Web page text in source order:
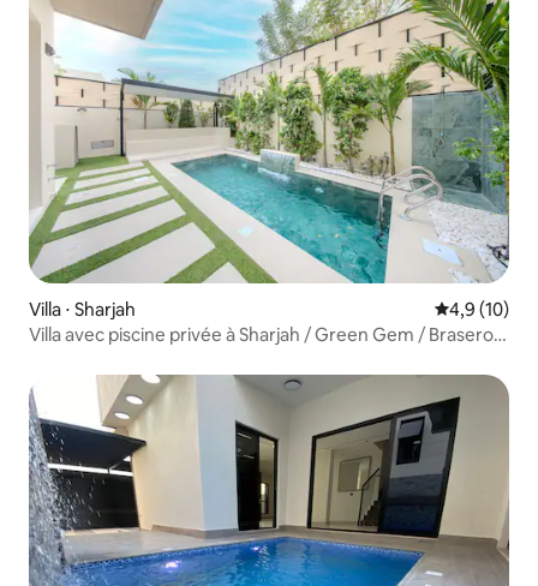
Villa ⋅ Sharjah Évaluation
4,9 (10)
Villa avec piscine privée à Sharjah / Green Gem / Brasero